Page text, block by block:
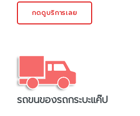
กดดูบริการเลย
รถขนของรถกระบะแค๊ป